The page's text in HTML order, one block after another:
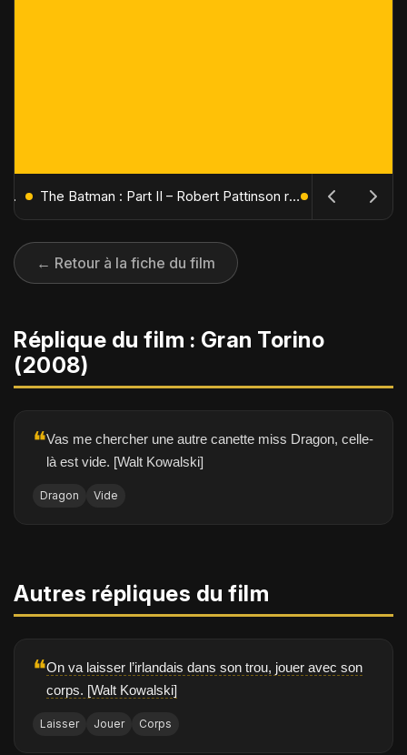
L'Âge de Glace : Le Réveil du Volcan – Manny, Sid et Diego de retour pour une aventure explosive The Batman : Part II – Robert Pattinson replonge dans les ténèbres de Gotham dès octobre 2027
← Retour à la fiche du film
Réplique du film : Gran Torino
(2008)
❝Vas me chercher une autre canette miss Dragon, celle-
là est vide. [Walt Kowalski]
Dragon Vide
Autres répliques du film
❝On va laisser l’irlandais dans son trou, jouer avec son
corps. [Walt Kowalski]
Laisser Jouer Corps